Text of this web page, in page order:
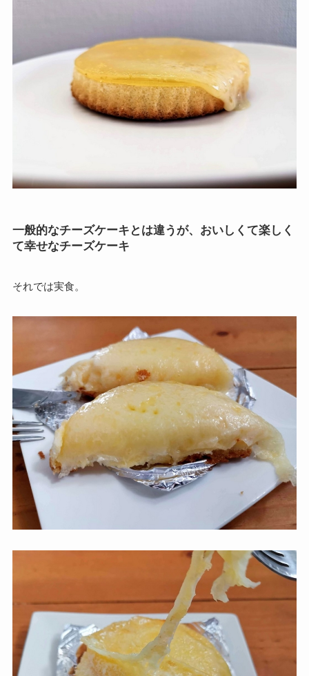
一般的なチーズケーキとは違うが、おいしくて楽しく
て幸せなチーズケーキ
それでは実食。